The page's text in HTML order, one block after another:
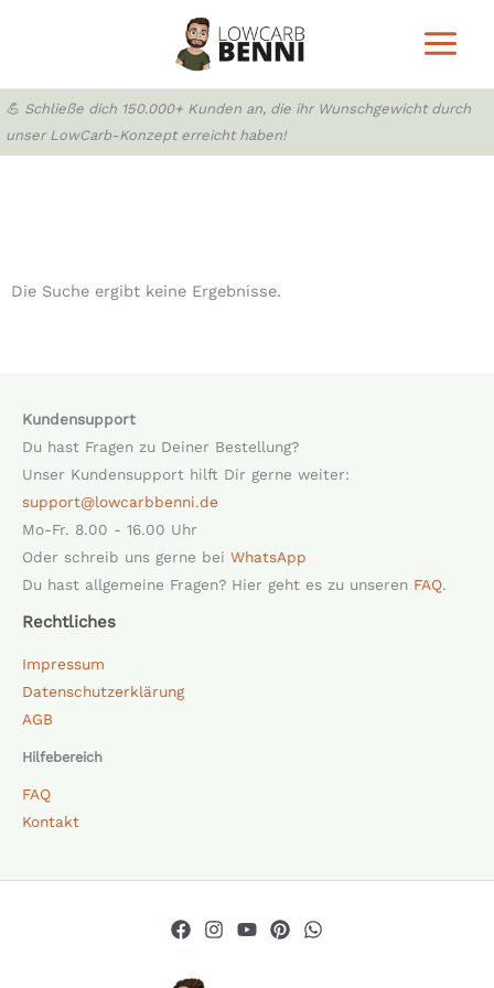
💪 Schließe dich 150.000+ Kunden an, die ihr Wunschgewicht durch
unser LowCarb-Konzept erreicht haben!
Die Suche ergibt keine Ergebnisse.
Kundensupport
Du hast Fragen zu Deiner Bestellung?
Unser Kundensupport hilft Dir gerne weiter:
support@lowcarbbenni.de
Mo-Fr. 8.00 - 16.00 Uhr
Oder schreib uns gerne bei WhatsApp
Du hast allgemeine Fragen? Hier geht es zu unseren FAQ.
Rechtliches
Impressum
Datenschutzerklärung
AGB
Hilfebereich
FAQ
Kontakt